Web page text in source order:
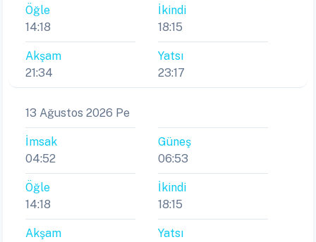
Öğle
14:18
İkindi
18:15
Akşam
21:34
Yatsı
23:17
13 Ağustos 2026 Pe
İmsak
04:52
Güneş
06:53
Öğle
14:18
İkindi
18:15
Akşam
Yatsı